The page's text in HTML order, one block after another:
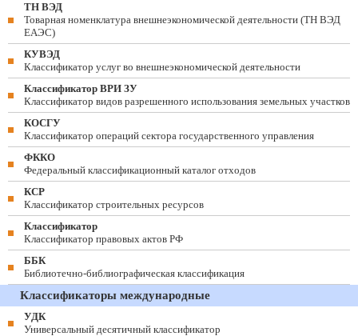
ТН ВЭД
Товарная номенклатура внешнеэкономической деятельности (ТН ВЭД
ЕАЭС)
КУВЭД
Классификатор услуг во внешнеэкономической деятельности
Классификатор ВРИ ЗУ
Классификатор видов разрешенного использования земельных участков
КОСГУ
Классификатор операций сектора государственного управления
ФККО
Федеральный классификационный каталог отходов
КСР
Классификатор строительных ресурсов
Классификатор
Классификатор правовых актов РФ
ББК
Библиотечно-библиографическая классификация
Классификаторы международные
УДК
Универсальный десятичный классификатор